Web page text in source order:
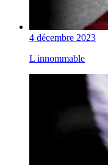
4 décembre 2023
L innommable